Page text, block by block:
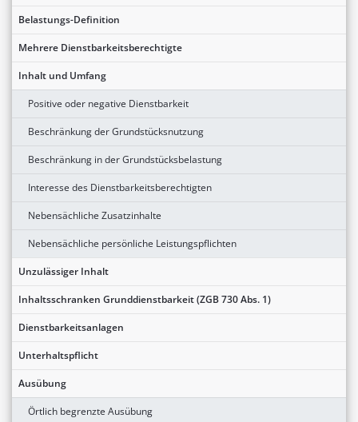
Belastungs-Definition
Mehrere Dienstbarkeitsberechtigte
Inhalt und Umfang
Positive oder negative Dienstbarkeit
Beschränkung der Grundstücksnutzung
Beschränkung in der Grundstücksbelastung
Interesse des Dienstbarkeitsberechtigten
Nebensächliche Zusatzinhalte
Nebensächliche persönliche Leistungspflichten
Unzulässiger Inhalt
Inhaltsschranken Grunddienstbarkeit (ZGB 730 Abs. 1)
Dienstbarkeitsanlagen
Unterhaltspflicht
Ausübung
Örtlich begrenzte Ausübung